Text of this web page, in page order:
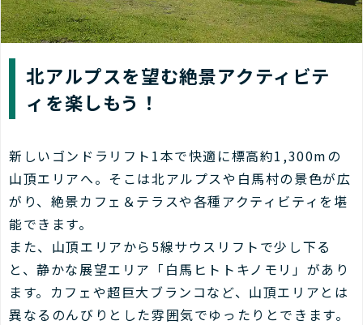
北アルプスを望む絶景アクティビテ
ィを楽しもう！
新しいゴンドラリフト1本で快適に標高約1,300mの
山頂エリアへ。そこは北アルプスや白馬村の景色が広
がり、絶景カフェ＆テラスや各種アクティビティを堪
能できます。
また、山頂エリアから5線サウスリフトで少し下る
と、静かな展望エリア「白馬ヒトトキノモリ」があり
ます。カフェや超巨大ブランコなど、山頂エリアとは
異なるのんびりとした雰囲気でゆったりとできます。